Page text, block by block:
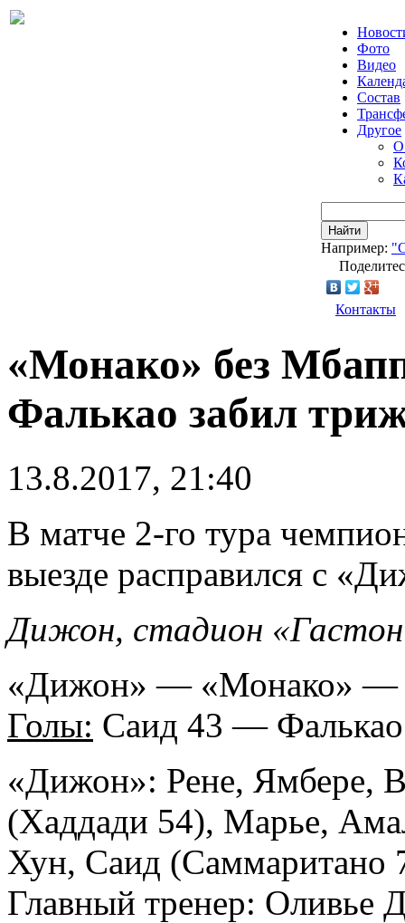
Фото
Видео
Состав
Другое
О
Найти
Например:
Контакты
«Монако» без
Фалькао забил
13.8.2017, 21:40
В матче 2-го тура
выезде расправился с
Дижон, стадион
«Дижон» — «Монако» —
Голы: Саид 43 —
«Дижон»: Рене, Ямбере,
(Хаддади 54), Марье,
Хун, Саид (Саммаритано
Главный тренер: Оливье